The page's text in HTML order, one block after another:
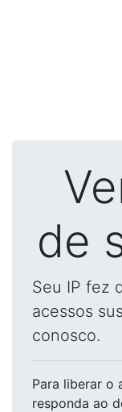
de
Seu IP fez
acessos
conosco.
Para liberar o
responda ao